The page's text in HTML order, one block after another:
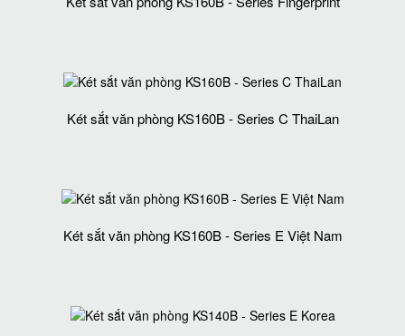
Két sắt văn phòng KS160B - Series C ThaiLan
Két sắt văn phòng KS160B - Series E Việt Nam